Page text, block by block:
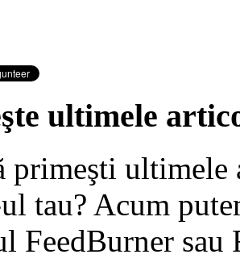
ultimele
primeşti
tau? Acum
FeedBurner sau